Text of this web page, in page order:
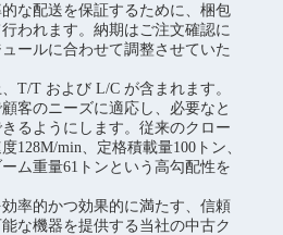
な配送を保証するために、梱包
われます。納期はご注文確認に
ールに合わせて調整させていた
T/T および L/C が含まれます。
客のニーズに適応し、必要なと
るようにします。従来のクロー
128M/min、定格積載量100トン、
ム重量61トンという高勾配性を
率的かつ効果的に満たす、信頼
な機器を提供する当社の中古ク